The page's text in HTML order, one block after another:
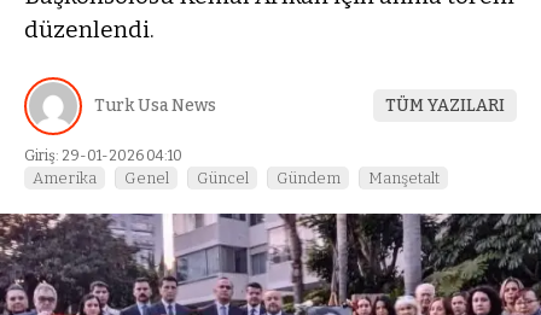
düzenlendi.
Turk Usa News TÜM YAZILARI
Giriş: 29-01-2026 04:10
Amerika Genel Güncel Gündem Manşetalt